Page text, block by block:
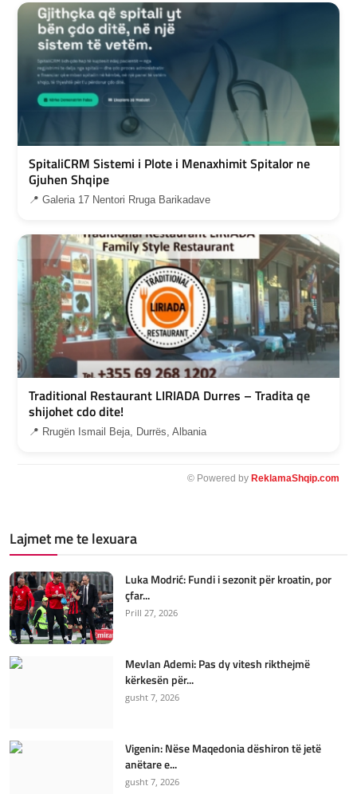
SpitaliCRM Sistemi i Plote i Menaxhimit Spitalor ne
Gjuhen Shqipe
📍 Galeria 17 Nentori Rruga Barikadave
Traditional Restaurant LIRIADA Durres – Tradita qe
shijohet cdo dite!
📍 Rrugën Ismail Beja, Durrës, Albania
© Powered by ReklamaShqip.com
Lajmet me te lexuara
Luka Modrić: Fundi i sezonit për kroatin, por
çfar...
Prill 27, 2026
Mevlan Ademi: Pas dy vitesh rikthejmë
kërkesën për...
gusht 7, 2026
Vigenin: Nëse Maqedonia dëshiron të jetë
anëtare e...
gusht 7, 2026